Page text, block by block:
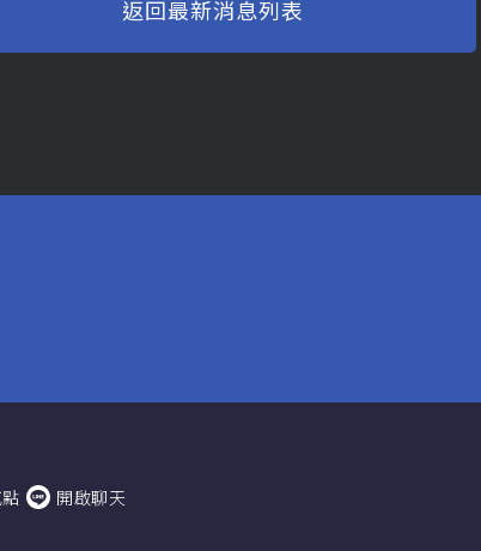
返回最新消息列表
開啟聊天